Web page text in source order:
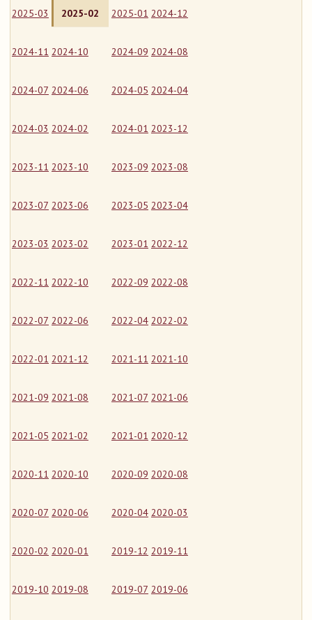
2025-03 2025-02 2025-01 2024-12
2024-11 2024-10 2024-09 2024-08
2024-07 2024-06 2024-05 2024-04
2024-03 2024-02 2024-01 2023-12
2023-11 2023-10 2023-09 2023-08
2023-07 2023-06 2023-05 2023-04
2023-03 2023-02 2023-01 2022-12
2022-11 2022-10 2022-09 2022-08
2022-07 2022-06 2022-04 2022-02
2022-01 2021-12 2021-11 2021-10
2021-09 2021-08 2021-07 2021-06
2021-05 2021-02 2021-01 2020-12
2020-11 2020-10 2020-09 2020-08
2020-07 2020-06 2020-04 2020-03
2020-02 2020-01 2019-12 2019-11
2019-10 2019-08 2019-07 2019-06